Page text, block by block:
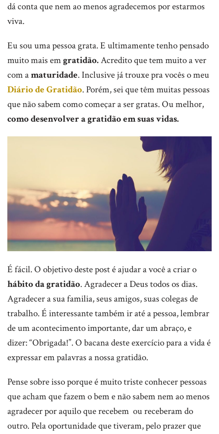
dá conta que nem ao menos agradecemos por estarmos
viva.
Eu sou uma pessoa grata. E ultimamente tenho pensado
muito mais emgratidão.Acredito que tem muito a ver
com amaturidade. Inclusive já trouxe pra vocês o meu
Diário de Gratidão. Porém, sei que têm muitas pessoas
que não sabem como começar a ser gratas. Ou melhor,
como desenvolver a gratidão em suas vidas.
É fácil. O objetivo deste post é ajudar a você a criar o
hábito da gratidão. Agradecer a Deus todos os dias.
Agradecer a sua familia, seus amigos, suas colegas de
trabalho. É interessante também ir até a pessoa, lembrar
de um acontecimento importante, dar um abraço, e
dizer: “Obrigada!”. O bacana deste exercício para a vida é
expressar em palavras a nossa gratidão.
Pense sobre isso porque é muito triste conhecer pessoas
que acham que fazem o bem e não sabem nem ao menos
agradecer por aquilo que recebem ou receberam do
outro. Pela oportunidade que tiveram, pelo prazer que